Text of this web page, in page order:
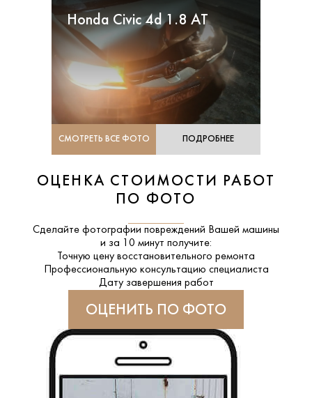
Honda Civic 4d 1.8 AT
СМОТРЕТЬ ВСЕ ФОТО ПОДРОБНЕЕ
ОЦЕНКА СТОИМОСТИ РАБОТ
ПО ФОТО
Сделайте фотографии повреждений Вашей машины
и за
10 минут получите:
Точную цену восстановительного ремонта
Профессиональную консультацию специалиста
Дату завершения работ
ОЦЕНИТЬ ПО ФОТО